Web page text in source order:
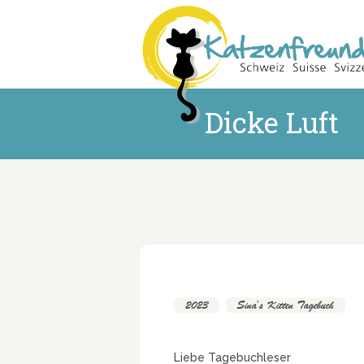
Dicke Luft
2023 Sina's Kitten Tagebuch
Liebe Tagebuchleser